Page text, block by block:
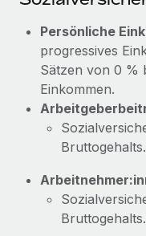
Mehr erfahren
Persönliche
progressives
Sätzen von 0 %
Einkommen.
Bruttogehalts.
Bruttogehalts.